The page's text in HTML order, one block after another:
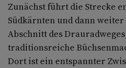
Zunächst führt die Strecke
Südkärnten und dann
Abschnitt des
traditionsreiche
Dort ist ein entspannter